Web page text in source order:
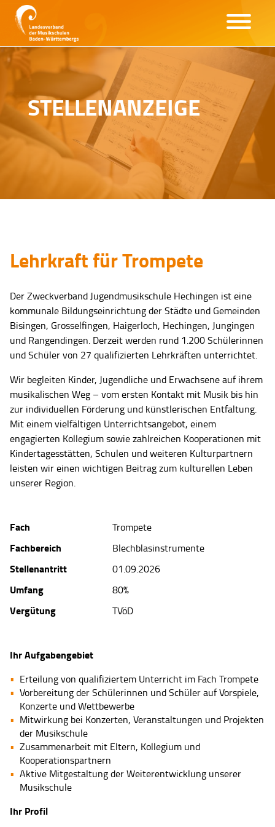
STELLENANZEIGE
Lehrkraft für Trompete
Der Zweckverband Jugendmusikschule Hechingen ist eine
kommunale Bildungseinrichtung der Städte und Gemeinden
Bisingen, Grosselfingen, Haigerloch, Hechingen, Jungingen
und Rangendingen. Derzeit werden rund 1.200 Schülerinnen
und Schüler von 27 qualifizierten Lehrkräften unterrichtet.
Wir begleiten Kinder, Jugendliche und Erwachsene auf ihrem
musikalischen Weg – vom ersten Kontakt mit Musik bis hin
zur individuellen Förderung und künstlerischen Entfaltung.
Mit einem vielfältigen Unterrichtsangebot, einem
engagierten Kollegium sowie zahlreichen Kooperationen mit
Kindertagesstätten, Schulen und weiteren Kulturpartnern
leisten wir einen wichtigen Beitrag zum kulturellen Leben
unserer Region.
Fach Trompete
Fachbereich Blechblasinstrumente
Stellenantritt 01.09.2026
Umfang 80%
Vergütung TVöD
Ihr Aufgabengebiet
Erteilung von qualifiziertem Unterricht im Fach Trompete
Vorbereitung der Schülerinnen und Schüler auf Vorspiele,
Konzerte und Wettbewerbe
Mitwirkung bei Konzerten, Veranstaltungen und Projekten
der Musikschule
Zusammenarbeit mit Eltern, Kollegium und
Kooperationspartnern
Aktive Mitgestaltung der Weiterentwicklung unserer
Musikschule
Ihr Profil